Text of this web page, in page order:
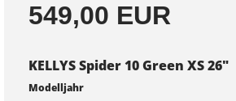
549,00 EUR
KELLYS Spider 10 Green XS 26"
Modelljahr